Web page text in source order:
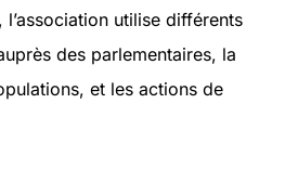
utilise différents
des parlementaires, la
et les actions de